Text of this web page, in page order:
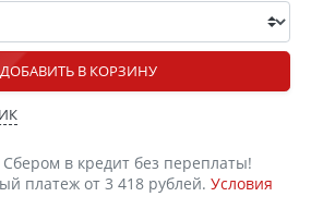
ДОБАВИТЬ В КОРЗИНУ
Сбером в кредит без переплаты!
платеж от 3 418 рублей. Условия